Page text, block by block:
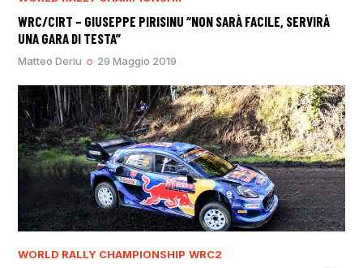
WRC/CIRT – GIUSEPPE PIRISINU “NON SARÀ FACILE, SERVIRÀ
UNA GARA DI TESTA”
Matteo Deriu 29 Maggio 2019
WORLD RALLY CHAMPIONSHIP WRC2